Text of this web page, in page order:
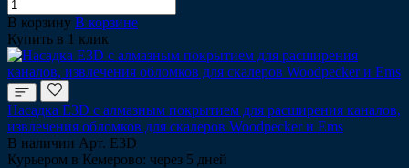
В корзину В корзине
Купить в 1 клик
Насадка Е3D c алмазным покрытием для расширения каналов,
извлечения обломков для скалеров Woodpecker и Ems
В наличии Арт. E3D
Курьером в Кемерово: через 5 дней